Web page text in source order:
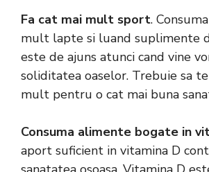
Fa cat mai mult sport.
mult lapte si luand suplimente
este de ajuns atunci cand vine
soliditatea oaselor. Trebuie sa
mult pentru o cat mai buna
Consuma alimente bogate in
aport suficient in vitamina D